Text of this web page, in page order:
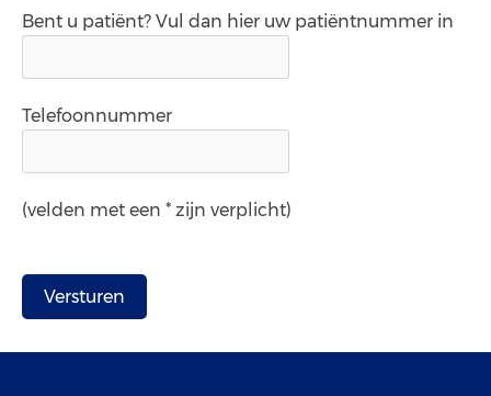
Bent u patiënt? Vul dan hier uw patiëntnummer in
Telefoonnummer
(velden met een * zijn verplicht)